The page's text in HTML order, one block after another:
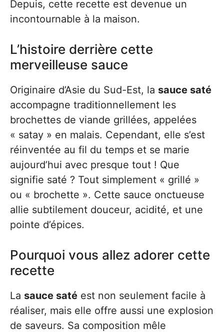
Depuis, cette recette est devenue un
incontournable à la maison.
L’histoire derrière cette
merveilleuse sauce
Originaire d’Asie du Sud-Est, la sauce saté
accompagne traditionnellement les
brochettes de viande grillées, appelées
« satay » en malais. Cependant, elle s’est
réinventée au fil du temps et se marie
aujourd’hui avec presque tout ! Que
signifie saté ? Tout simplement « grillé »
ou « brochette ». Cette sauce onctueuse
allie subtilement douceur, acidité, et une
pointe d’épices.
Pourquoi vous allez adorer cette
recette
La sauce saté est non seulement facile à
réaliser, mais elle offre aussi une explosion
de saveurs. Sa composition mêle